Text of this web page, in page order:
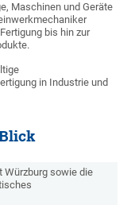
Maschinen und Geräte
bis hin zur
in Industrie und
Würzburg sowie die